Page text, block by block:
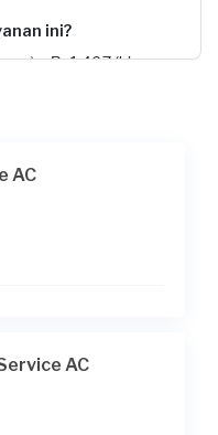
ini?
+ Rp1.407 (biaya
AC
AC